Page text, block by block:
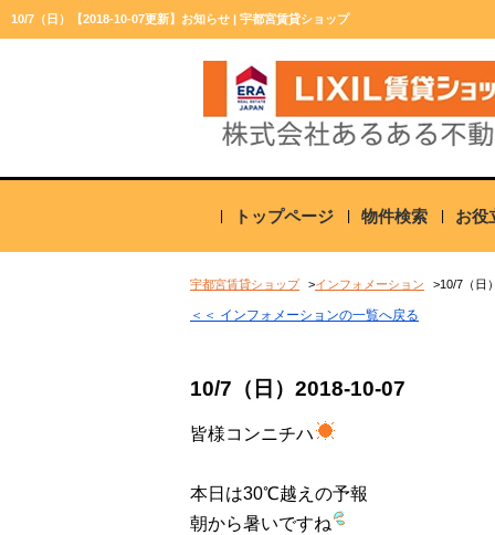
10/7（日）【2018-10-07更新】お知らせ | 宇都宮賃貸ショップ
トップページ 物件検索 お役
宇都宮賃貸ショップ インフォメーション 10/7（日
＜＜ インフォメーションの一覧へ戻る
10/7（日） 2018-10-07
皆様コンニチハ
本日は30℃越えの予報
朝から暑いですね